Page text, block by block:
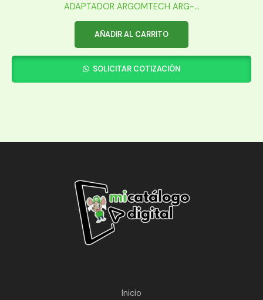
ADAPTADOR ARGOMTECH ARG-...
AÑADIR AL CARRITO
SOLICITAR COTIZACIÓN
Inicio